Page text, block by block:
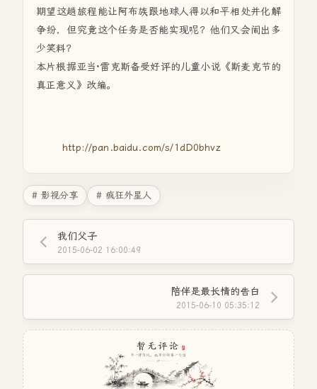
期望这趟旅程能让阿布族跟地球人得以和平相处并化解
争纷，但究竟这个任务是否能实现呢？他们又会闹出多
少笑料？
本片根据亚当·雷克斯备受好评的儿童小说《斯麦克节的
真正意义》改编。
http://pan.baidu.com/s/1dD0bhvz
# 影视分享 # 疯狂外星人
我们父子
2015-06-02 16:00:49
陪伴是最长情的告白
2015-06-10 05:35:12